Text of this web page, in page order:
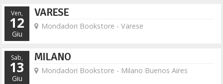
Ven,
12
Giu
VARESE
Mondadori Bookstore - Varese
Sab,
13
Giu
MILANO
Mondadori Bookstore - Milano Buenos Aires